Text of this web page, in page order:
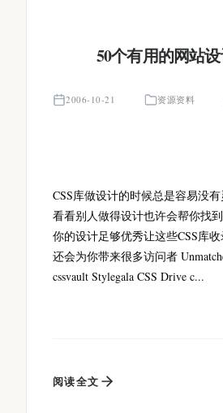
50个有用的网站
2006-10-21 资源资料
CSS库做设计的时候总是容易没
看看别人做得设计也许会帮你找
你的设计足够优秀让这些CSS库
还会为你带来很多访问者
cssvault Stylegala CSS Drive c...
阅读全文